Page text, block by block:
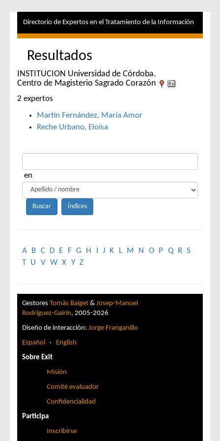
Directorio de Expertos en el Tratamiento de la Información
Resultados
INSTITUCION Universidad de Córdoba.
Centro de Magisterio Sagrado Corazón
2 expertos
Martín Fernández, María Amor
Reche Urbano, Eloísa
en
A B C D E F G H J K L M N O P Q R S
T U V W X Y Z
Gestores Tomàs Baiget & Josep-Manuel
Rodríguez-Gairín, 2005-2026
Diseño de interacción: Jorge Franganillo
Español · English
Sobre Exit
Misión
Comité evaluador
Confidencialidad
Participa
Inscribirse